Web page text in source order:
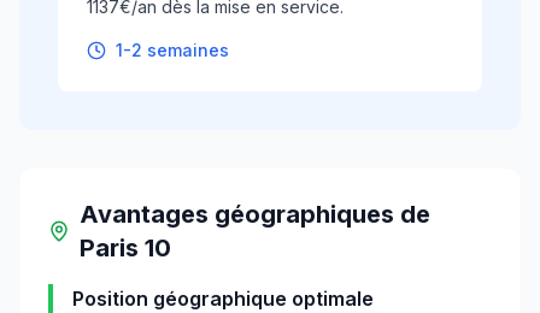
1137€/an dès la mise en service.
1-2 semaines
Avantages géographiques de
Paris 10
Position géographique optimale